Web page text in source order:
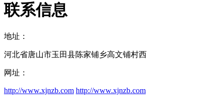
联系信息
地址：
河北省唐山市玉田县陈家铺乡高文铺村西
网址：
http://www.xjnzb.com http://www.xjnzb.com